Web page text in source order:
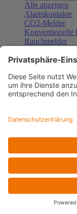
Alle anzeigen
Alarmkontakte
CO2-Melder
Konventionelle
Rauchmelder
Gefahrenmelder
Alle anzeigen
Außenstationen
Klingeltaster
Sprechanlagen-
Zubehör
Zubehör
Alle anzeigen